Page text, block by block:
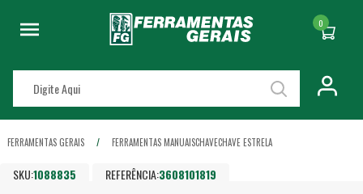
0
FERRAMENTAS GERAIS FERRAMENTAS MANUAISCHAVECHAVE ESTRELA
SKU:1088835 REFERÊNCIA:3608101819